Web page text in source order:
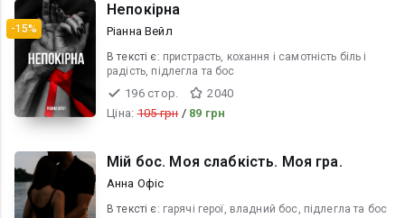
-15%
Непокірна
Ріанна Вейл
В текcті є: пристрасть, кохання і самотність біль і
радість, підлегла та бос
196 стор.
2040
Ціна:105 грн/ 89 грн
Мій бос. Моя слабкість. Моя гра.
Анна Офіс
В текcті є: гарячі герої, владний бос, підлегла та бос